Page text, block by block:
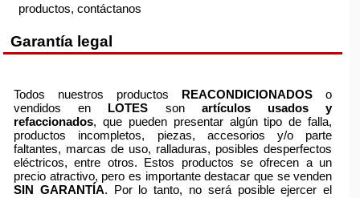
productos, contáctanos
Garantía legal
Todos nuestros productos REACONDICIONADOS o
vendidos en LOTES son artículos usados y
refaccionados, que pueden presentar algún tipo de falla,
productos incompletos, piezas, accesorios y/o parte
faltantes, marcas de uso, ralladuras, posibles desperfectos
eléctricos, entre otros. Estos productos se ofrecen a un
precio atractivo, pero es importante destacar que se venden
SIN GARANTÍA. Por lo tanto, no será posible ejercer el